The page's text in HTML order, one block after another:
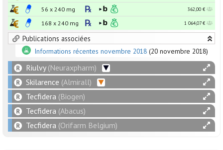
56 x 240 mg 362,00 €
168 x 240 mg 1 064,07 €
Publications associées
Informations récentes novembre 2018 (20 novembre 2018)
Riulvy(Neuraxpharm)
Skilarence (Almirall)
Tecfidera (Biogen)
Tecfidera (Abacus)
Tecfidera (Orifarm Belgium)